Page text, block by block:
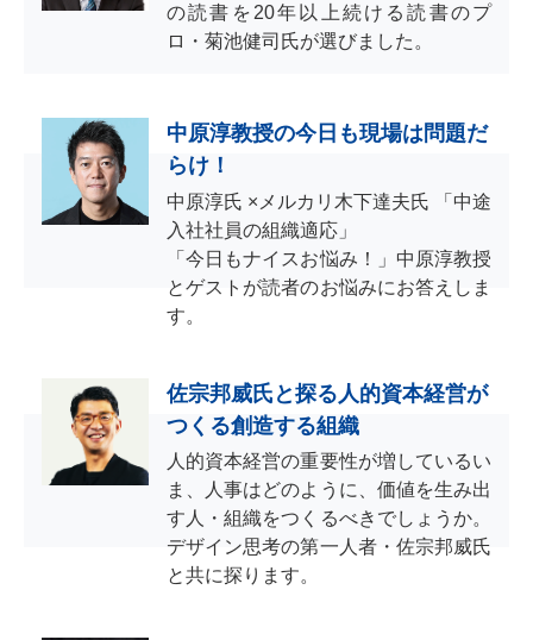
の読書を20年以上続ける読書のプ
ロ・菊池健司氏が選びました。
中原淳教授の今日も現場は問題だ
らけ！
中原淳氏 ×メルカリ木下達夫氏 「中途
入社社員の組織適応」
「今日もナイスお悩み！」中原淳教授
とゲストが読者のお悩みにお答えしま
す。
佐宗邦威氏と探る人的資本経営が
つくる創造する組織
人的資本経営の重要性が増しているい
ま、人事はどのように、価値を生み出
す人・組織をつくるべきでしょうか。
デザイン思考の第一人者・佐宗邦威氏
と共に探ります。